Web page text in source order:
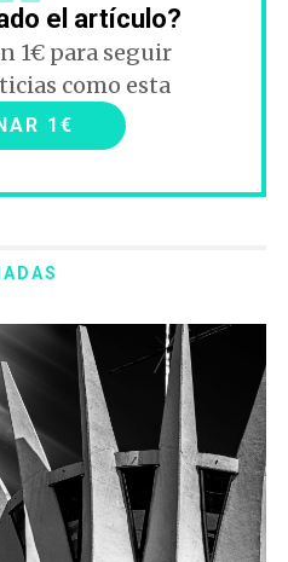
el artículo?
1€ para seguir
como esta
1€